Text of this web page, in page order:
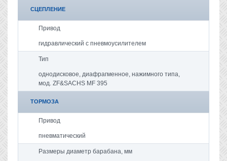
СЦЕПЛЕНИЕ
Привод
гидравлический с пневмоусилителем
Тип
однодисковое, диафрагменное, нажимного типа,
мод. ZF&SACHS MF 395
ТОРМОЗА
Привод
пневматический
Размеры диаметр барабана, мм